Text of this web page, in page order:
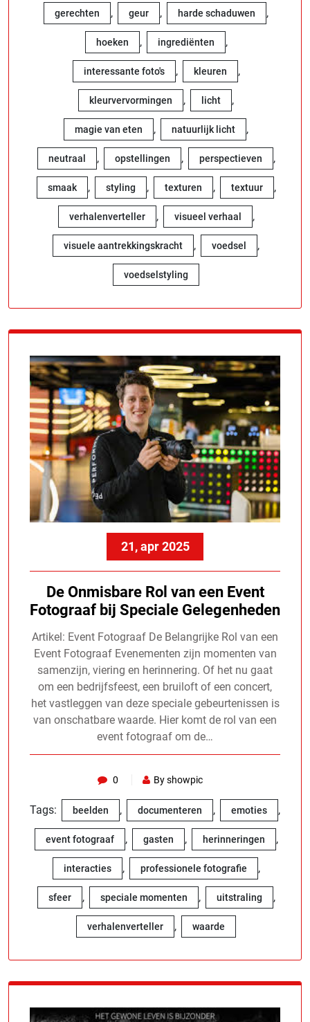
gerechten , geur , harde schaduwen ,
hoeken , ingrediënten ,
interessante foto's , kleuren ,
kleurvervormingen , licht ,
magie van eten , natuurlijk licht ,
neutraal , opstellingen , perspectieven ,
smaak , styling , texturen , textuur ,
verhalenverteller , visueel verhaal ,
visuele aantrekkingskracht , voedsel ,
voedselstyling
21, apr 2025
De Onmisbare Rol van een Event
Fotograaf bij Speciale Gelegenheden
Artikel: Event Fotograaf De Belangrijke Rol van een
Event Fotograaf Evenementen zijn momenten van
samenzijn, viering en herinnering. Of het nu gaat
om een bedrijfsfeest, een bruiloft of een concert,
het vastleggen van deze speciale gebeurtenissen is
van onschatbare waarde. Hier komt de rol van een
event fotograaf om de…
0 By showpic
Tags: beelden , documenteren , emoties ,
event fotograaf , gasten , herinneringen ,
interacties , professionele fotografie ,
sfeer , speciale momenten , uitstraling ,
verhalenverteller , waarde